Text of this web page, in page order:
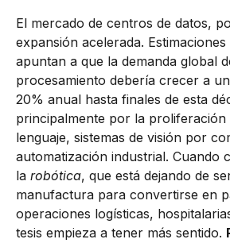
El mercado de centros de datos,
expansión acelerada.
apuntan a que la demanda global
procesamiento debería crecer a
20% anual hasta finales de esta
principalmente por la proliferación
lenguaje, sistemas de visión por
automatización industrial. Cuando
la robótica, que está dejando de
manufactura para convertirse en
operaciones logísticas,
tesis empieza a tener más sentido.